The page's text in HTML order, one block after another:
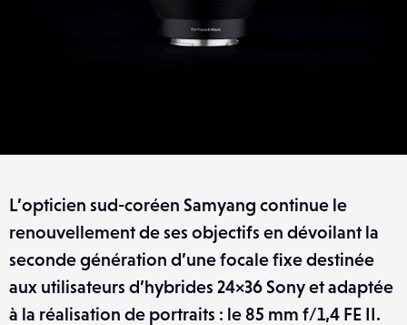
L’opticien sud-coréen Samyang continue le
renouvellement de ses objectifs en dévoilant la
seconde génération d’une focale fixe destinée
aux utilisateurs d’hybrides 24×36 Sony et adaptée
à la réalisation de portraits : le 85 mm f/1,4 FE II.